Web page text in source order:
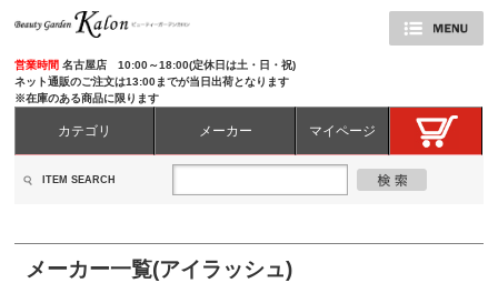
営業時間名古屋店 10:00～18:00(定休日は土・日・祝)
ネット通販のご注文は13:00までが当日出荷となります
※在庫のある商品に限ります
カテゴリ メーカー マイページ
ITEM SEARCH
メーカー一覧(アイラッシュ)